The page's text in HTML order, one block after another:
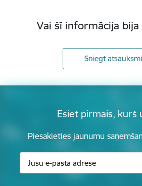
Vai šī informācija bija
Sniegt atsauksmi
Esiet pirmais, kurš
Piesakieties jaunumu